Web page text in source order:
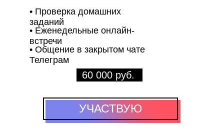
ПРИГЛАШАЕМ
ТЕХ, КТО ПРОВОДИТ
• Проверка домашних
заданий
• Еженедельные онлайн-
встречи
• Общение в закрытом чате
Телеграм
60 000 руб.
УЧАСТВУЮ